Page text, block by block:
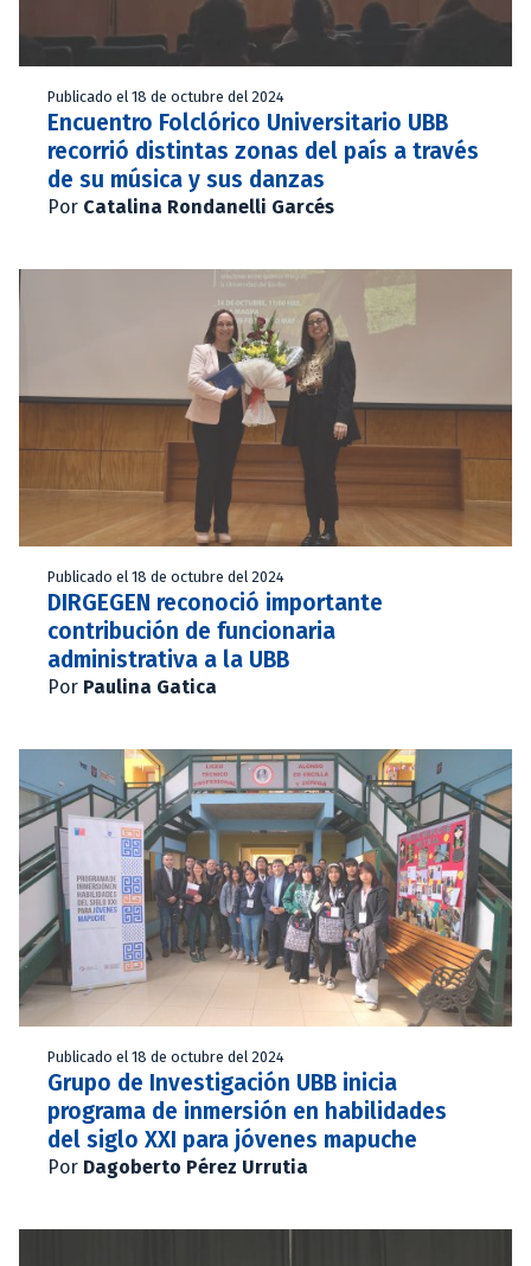
Publicado el 18 de octubre del 2024
Encuentro Folclórico Universitario UBB
recorrió distintas zonas del país a través
de su música y sus danzas
Por Catalina Rondanelli Garcés
Publicado el 18 de octubre del 2024
DIRGEGEN reconoció importante
contribución de funcionaria
administrativa a la UBB
Por Paulina Gatica
Publicado el 18 de octubre del 2024
Grupo de Investigación UBB inicia
programa de inmersión en habilidades
del siglo XXI para jóvenes mapuche
Por Dagoberto Pérez Urrutia